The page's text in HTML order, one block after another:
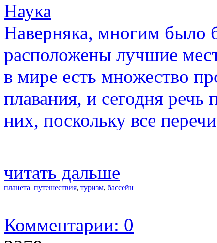
Наука
Наверняка, многим было
расположены лучшие
в мире есть множество
плавания, и сегодня речь
них, поскольку все
читать дальше
планета, путешествия, туризм, бассейн
Комментарии: 0